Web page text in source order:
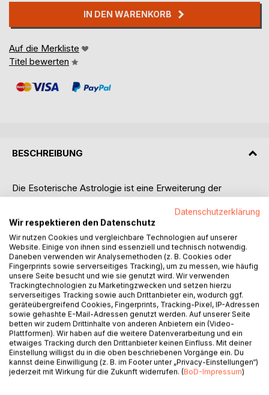
IN DEN WARENKORB
Auf die Merkliste
Titel bewerten
BESCHREIBUNG
Die Esoterische Astrologie ist eine Erweiterung der
Persönlichkeitsastrologie. Sie beschreibt den
Entwicklungsweg des Menschen, der durch Erfahrung
vieler Reinkarnationen seelisch erwacht und sich der
grundlegenden Dualität seines Wesens - Seele und
Persönlichkeit - bewusst wird.
Die Autorin beschreibt auf lebendige, eindrucksvolle und
leicht nachvollziehbare Weise die Entwicklungsstufen
seelischen Erwachens, die jeder Mensch im Zuge seiner
Bewusstwerdung durchläuft.
Erstmals wird der Hintergrund der Esoterischen Astrologie
ganzheitlich dargestellt und in einem eigenständigen
Deutungssystem erklärt. Sämtliche Bausteine des
Horoskops wie Tierkreis, Planeten, Häuser und Aspekte
werden aus einer geistig-spirituellen Sicht beschrieben. Ein
zusätzlicher Abschnitt zu den Grundlagen der esoterischen
Datenschutzerklärung
Wir respektieren den Datenschutz
Wir nutzen Cookies und vergleichbare Technologien auf unserer
Website. Einige von ihnen sind essenziell und technisch notwendig.
Daneben verwenden wir Analysemethoden (z. B. Cookies oder
Fingerprints sowie serverseitiges Tracking), um zu messen, wie häufig
unsere Seite besucht und wie sie genutzt wird. Wir verwenden
Trackingtechnologien zu Marketingzwecken und setzen hierzu
serverseitiges Tracking sowie auch Drittanbieter ein, wodurch ggf.
geräteübergreifend Cookies, Fingerprints, Tracking-Pixel, IP-Adressen
sowie gehashte E-Mail-Adressen genutzt werden. Auf unserer Seite
betten wir zudem Drittinhalte von anderen Anbietern ein (Video-
Plattformen). Wir haben auf die weitere Datenverarbeitung und ein
etwaiges Tracking durch den Drittanbieter keinen Einfluss. Mit deiner
Einstellung willigst du in die oben beschriebenen Vorgänge ein. Du
kannst deine Einwilligung (z. B. im Footer unter „Privacy-Einstellungen“)
jederzeit mit Wirkung für die Zukunft widerrufen. (BoD-Impressum)